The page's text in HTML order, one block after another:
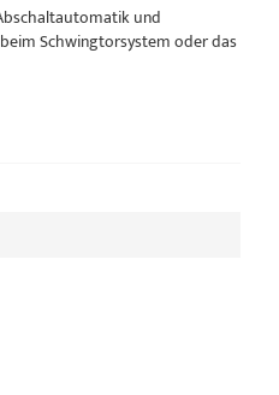
und
Schwingtorsystem oder das